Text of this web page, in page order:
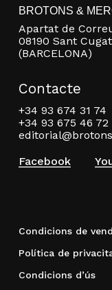
BROTONS &
Apartat de
08190 Sant
(BARCELONA)
Contacte
+34 93 674 31 74
+34 93 675 46 72
Facebook
Condicions de
Política de
Condicions d’ús